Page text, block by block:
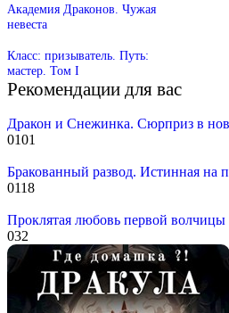
Академия Драконов. Чужая
невеста
Класс: призыватель. Путь:
мастер. Том I
Рекомендации для вас
Дракон и Снежинка. Сюрприз в
0101
Бракованный развод. Истинная на
0118
Проклятая любовь первой волчицы
032